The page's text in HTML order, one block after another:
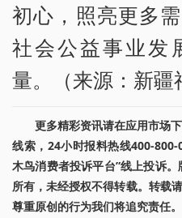
初心，照亮更多
社会公益事业发
量。（来源：新疆
更多精彩资讯请在应用市场
线索，24小时报料热线400-
木鸟消费者投诉平台”线上投诉
所有，未经授权不得转载。转
尊重原创的行为我们将追究责任。